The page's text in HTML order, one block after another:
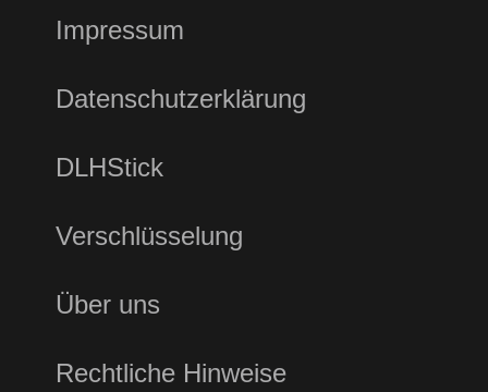
Impressum
Datenschutzerklärung
DLHStick
Verschlüsselung
Über uns
Rechtliche Hinweise